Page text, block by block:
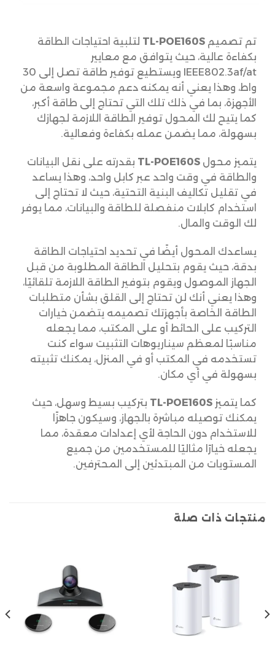
تم تصميم TL-POE160S لتلبية احتياجات الطاقة
بكفاءة عالية، حيث يتوافق مع معايير
IEEE802.3af/at ويستطيع توفير طاقة تصل إلى 30
واط، وهذا يعني أنه يمكنه دعم مجموعة واسعة من
الأجهزة، بما في ذلك تلك التي تحتاج إلى طاقة أكبر،
كما يتيح لك المحول توفير الطاقة اللازمة لجهازك
بسهولة، مما يضمن عمله بكفاءة وفعالية.
يتميز محول TL-POE160S بقدرته على نقل البيانات
والطاقة في وقت واحد عبر كابل واحد، وهذا يساعد
في تقليل تكاليف البنية التحتية، حيث لا تحتاج إلى
استخدام كابلات منفصلة للطاقة والبيانات، مما يوفر
لك الوقت والمال.
يساعدك المحول أيضًا في تحديد احتياجات الطاقة
بدقة، حيث يقوم بتحليل الطاقة المطلوبة من قبل
الجهاز الموصول ويقوم بتوفير الطاقة اللازمة تلقائيًا،
وهذا يعني أنك لن تحتاج إلى القلق بشأن متطلبات
الطاقة الخاصة بأجهزتك تصميمه يتضمن خيارات
التركيب على الحائط أو على المكتب، مما يجعله
مناسبًا لمعظم سيناريوهات التثبيت سواء كنت
تستخدمه في المكتب أو في المنزل، يمكنك تثبيته
بسهولة في أي مكان.
كما يتميز TL-POE160S بتركيب بسيط وسهل، حيث
يمكنك توصيله مباشرة بالجهاز، وسيكون جاهزًا
للاستخدام دون الحاجة لأي إعدادات معقدة، مما
يجعله خيارًا مثاليًا للمستخدمين من جميع
المستويات من المبتدئين إلى المحترفين.
منتجات ذات صلة